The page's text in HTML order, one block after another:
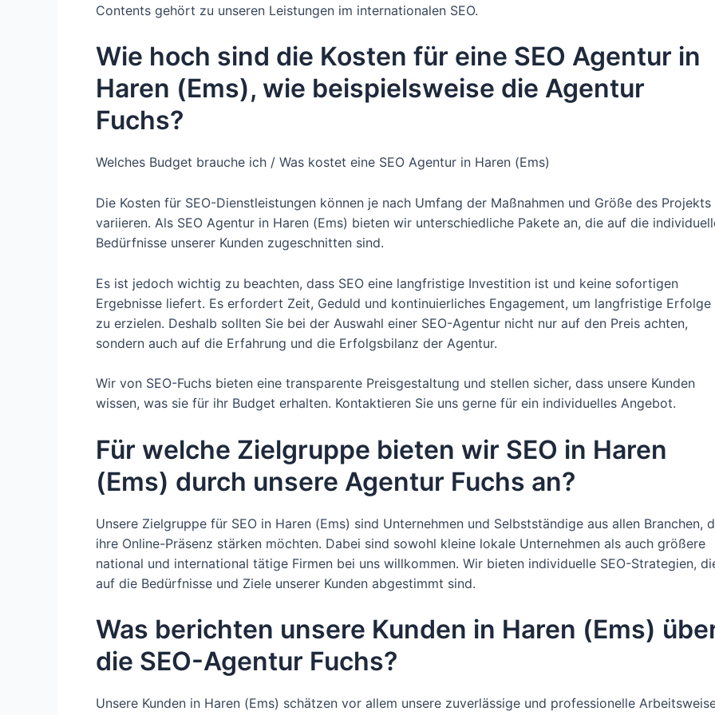
Contents gehört zu unseren Leistungen im internationalen SEO.
Wie hoch sind die Kosten für eine SEO Agentur in
Haren (Ems), wie beispielsweise die Agentur
Fuchs?
Welches Budget brauche ich / Was kostet eine SEO Agentur in Haren (Ems)
Die Kosten für SEO-Dienstleistungen können je nach Umfang der Maßnahmen und Größe des Projekts
variieren. Als SEO Agentur in Haren (Ems) bieten wir unterschiedliche Pakete an, die auf die
Bedürfnisse unserer Kunden zugeschnitten sind.
Es ist jedoch wichtig zu beachten, dass SEO eine langfristige Investition ist und keine sofortigen
Ergebnisse liefert. Es erfordert Zeit, Geduld und kontinuierliches Engagement, um langfristige Erfolge
zu erzielen. Deshalb sollten Sie bei der Auswahl einer SEO-Agentur nicht nur auf den Preis achten,
sondern auch auf die Erfahrung und die Erfolgsbilanz der Agentur.
Wir von SEO-Fuchs bieten eine transparente Preisgestaltung und stellen sicher, dass unsere Kunden
wissen, was sie für ihr Budget erhalten. Kontaktieren Sie uns gerne für ein individuelles Angebot.
Für welche Zielgruppe bieten wir SEO in Haren
(Ems) durch unsere Agentur Fuchs an?
Unsere Zielgruppe für SEO in Haren (Ems) sind Unternehmen und Selbstständige aus allen Branchen,
ihre Online-Präsenz stärken möchten. Dabei sind sowohl kleine lokale Unternehmen als auch größere
national und international tätige Firmen bei uns willkommen. Wir bieten individuelle SEO-Strategien,
auf die Bedürfnisse und Ziele unserer Kunden abgestimmt sind.
Was berichten unsere Kunden in Haren (Ems)
die SEO-Agentur Fuchs?
Unsere Kunden in Haren (Ems) schätzen vor allem unsere zuverlässige und professionelle